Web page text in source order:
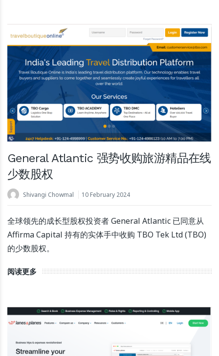
General Atlantic 强势收购旅游精品在线
少数股权
Shivangi Chowmal 10 February 2024
全球领先的成长型股权投资者 General Atlantic 已同意从
Affirma Capital 持有的实体手中收购 TBO Tek Ltd (TBO)
的少数股权。
阅读更多